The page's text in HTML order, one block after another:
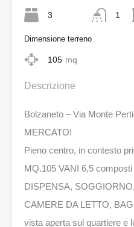
3 1
Dimensione terreno
105 mq
Descrizione
Bolzaneto – Via Monte
MERCATO!
Pieno centro, in contesto
MQ.105 VANI 6,5
DISPENSA,
CAMERE DA LETTO,
vista aperta sul quartiere e